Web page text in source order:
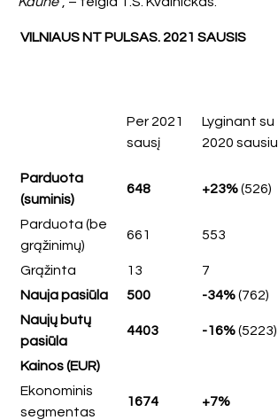
VILNIAUS NT PULSAS. 2021 SAUSIS
Per 2021
sausį
Lyginant su
2020 sausiu
Parduota
(suminis)
648 +23%(526)
Parduota (be
grąžinimų)
661 553
Grąžinta 13 7
Nauja pasiūla
500 -34%(762)
Naujų butų
pasiūla
4403 -16%(5223)
Kainos (EUR)
Ekonominis
segmentas
1674 +7%